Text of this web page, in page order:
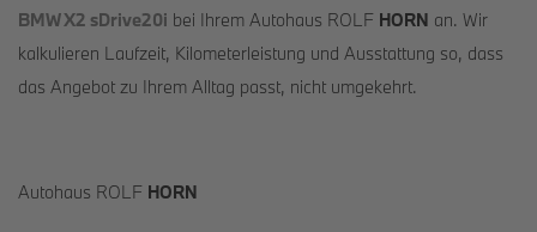
BMW X2 sDrive20i bei Ihrem Autohaus ROLF HORN an. Wir
kalkulieren Laufzeit, Kilometerleistung und Ausstattung so, dass
das Angebot zu Ihrem Alltag passt, nicht umgekehrt.
Autohaus ROLF HORN